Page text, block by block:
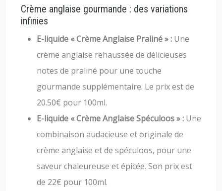
Crème anglaise gourmande : des variations
infinies
E-liquide « Crème Anglaise Praliné » : Une
crème anglaise rehaussée de délicieuses
notes de praliné pour une touche
gourmande supplémentaire. Le prix est de
20.50€ pour 100ml.
E-liquide « Crème Anglaise Spéculoos » : Une
combinaison audacieuse et originale de
crème anglaise et de spéculoos, pour une
saveur chaleureuse et épicée. Son prix est
de 22€ pour 100ml.